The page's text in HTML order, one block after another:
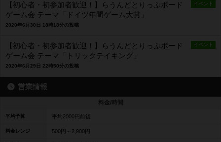
イベント
【初心者・初参加者歓迎！】らうんどとりっぷボード
ゲーム会 テーマ「ドイツ年間ゲーム大賞」
2020年6月30日 18時18分の投稿
イベント
【初心者・初参加者歓迎！】らうんどとりっぷボード
ゲーム会 テーマ「トリックテイキング」
2020年6月29日 22時50分の投稿
営業情報
料金/時間
平均予算 平均2000円前後
料金レンジ 500円～2,900円